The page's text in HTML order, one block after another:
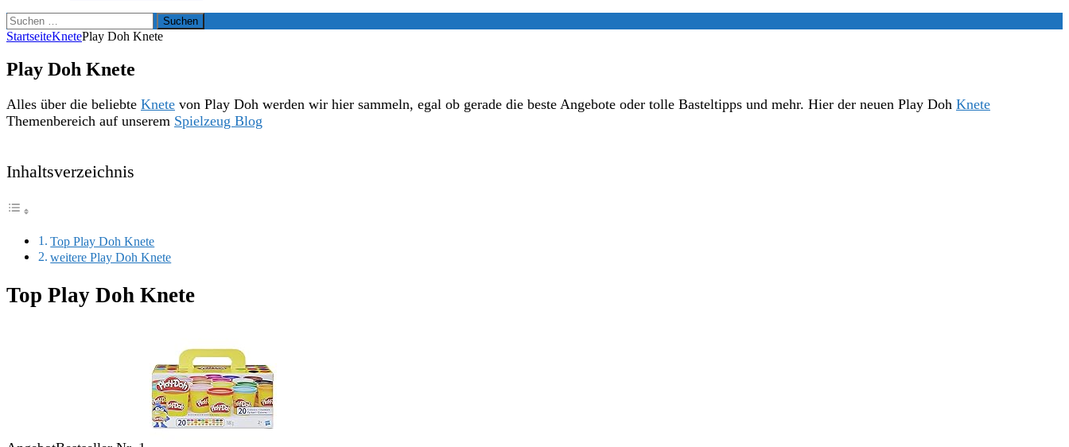
Suchen
nach:
StartseiteKnetePlay Doh Knete
Play Doh Knete
Alles über die beliebte Knete von Play Doh werden wir hier sammeln, egal ob gerade die beste Angebote oder tolle Basteltipps und mehr. Hier der neuen Play Doh Knete
Themenbereich auf unserem Spielzeug Blog
Inhaltsverzeichnis
Top Play Doh Knete
weitere Play Doh Knete
Top Play Doh Knete